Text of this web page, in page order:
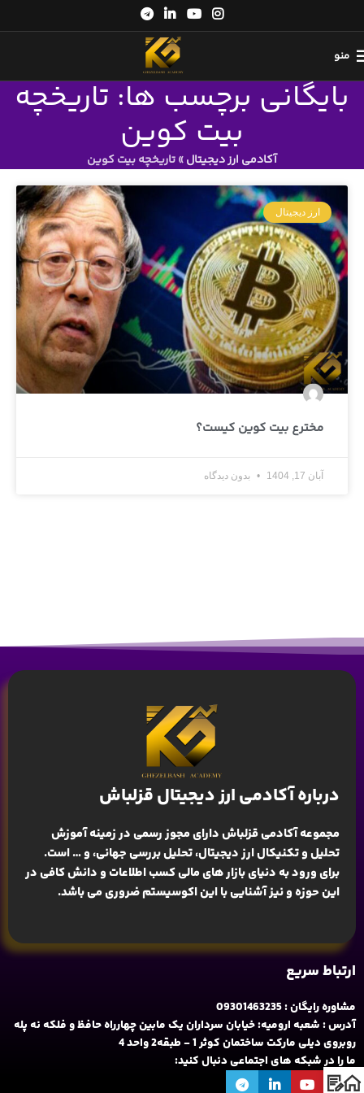
منو
بایگانی برچسب ها: تاریخچه
بیت کوین
آکادمی ارز دیجیتال»تاریخچه بیت کوین
ارز دیجیتال
مخترع بیت کوین کیست؟
آبان 17, 1404 بدون دیدگاه
درباره آکادمی ارز دیجیتال قزلباش
مجموعه آکادمی قزلباش دارای مجوز رسمی در زمینهآموزش
تحلیل و تکنیکال ارز دیجیتال، تحلیل بررسی جهانی، و … است.
برای ورود به دنیای بازار های مالی کسب اطلاعات و دانش کافی در
این حوزه و نیز آشنایی با این اکوسیستم ضروری می باشد.
ارتباط سریع
مشاوره رایگان : 09301463235
آدرس : شعبه ارومیه: خیابان سرداران یک مابین چهارراه حافظ و فلکه نه پله
روبروی دیلی مارکت ساختمان کوثر 1 - طبقه2 واحد 4
ما را در شبکه های اجتماعی دنبال کنید: